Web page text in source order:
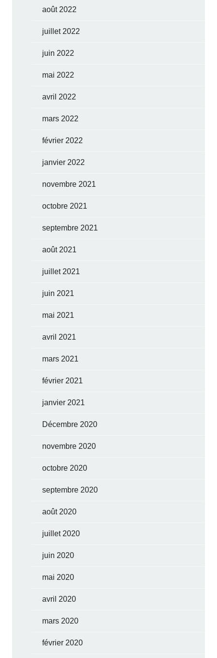
août 2022
juillet 2022
juin 2022
mai 2022
avril 2022
mars 2022
février 2022
janvier 2022
novembre 2021
octobre 2021
septembre 2021
août 2021
juillet 2021
juin 2021
mai 2021
avril 2021
mars 2021
février 2021
janvier 2021
Décembre 2020
novembre 2020
octobre 2020
septembre 2020
août 2020
juillet 2020
juin 2020
mai 2020
avril 2020
mars 2020
février 2020